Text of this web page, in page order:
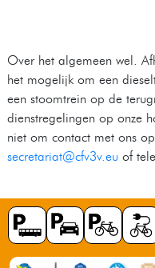
Over het algemeen wel.
het mogelijk om een
een stoomtrein op de
dienstregelingen op onze
niet om contact met ons
secretariat@cfv3v.euof